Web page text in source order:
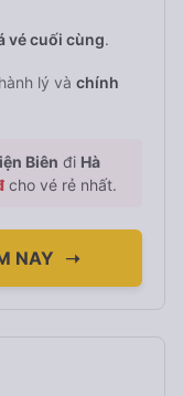
vé cuối cùng.
lý và chính
Biên đi Hà
cho vé rẻ nhất.
NAY ➝